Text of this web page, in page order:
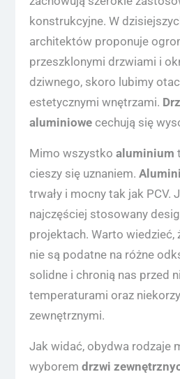
konstrukcyjne. W
architektów proponuje
przeszklonymi drzwiami i
dziwnego, skoro lubimy
estetycznymi wnętrzami.
aluminiowecechują się
Mimo wszystko aluminium
cieszy się uznaniem.
trwały i mocny tak jak PCV.
najczęściej stosowany
projektach. Warto wiedzieć,
nie są podatne na różne
solidne i chronią nas przed
temperaturami oraz
zewnętrznymi.
Jak widać, obydwa rodzaje
wyborem drzwi